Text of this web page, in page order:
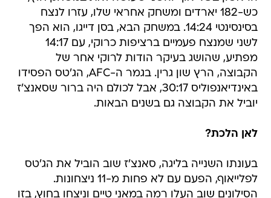
כש-182 יארדים ומשחק אחראי שלו, עזרו לנצח
בסינסינטי 14:24. במשחק הבא, בסן דייגו, הוא הפך
לשני שמנצח פעמיים ברציפות כרוקי, עם 14:17
מפתיע, שהושג בעיקר הודות לרוקי אחר של
הקבוצה, הרץ שון גרין. בגמר ה-AFC, הג'טס הפסידו
באינדיאנפוליס 30:17, אבל לכולם היה ברור שסאנצ'ז
יוביל את הקבוצה גם בשנים הבאות.
לאן הלכת?
בעונתו השנייה בליגה, סאנצ'ז שוב הוביל את הג'טס
לפלייאוף, הפעם עם לא פחות מ-11 ניצחונות.
הסילונים שוב העלו רמה במאני טיים וניצחו בחוץ, בזו